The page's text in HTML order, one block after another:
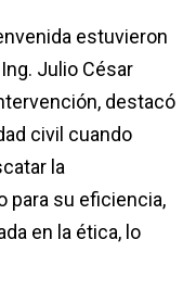
estuvieron
Julio César
destacó
civil cuando
la
para su eficiencia,
en la ética, lo